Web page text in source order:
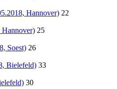
Hannover) 22
25
Soest) 26
Bielefeld) 33
30